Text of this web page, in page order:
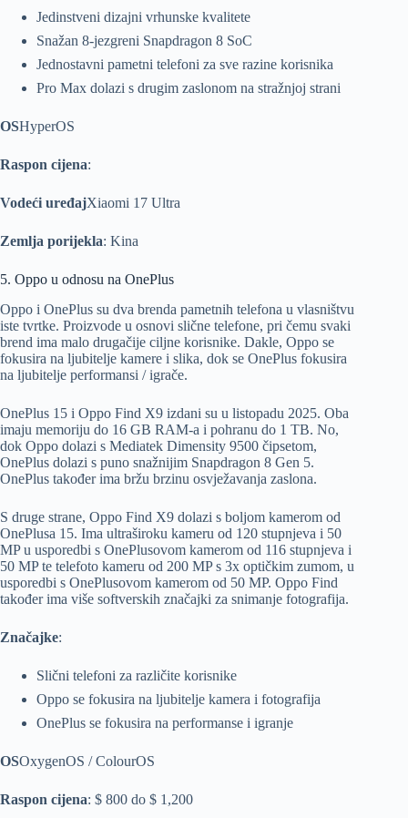
Jedinstveni dizajni vrhunske kvalitete
Snažan 8-jezgreni Snapdragon 8 SoC
Jednostavni pametni telefoni za sve razine korisnika
Pro Max dolazi s drugim zaslonom na stražnjoj strani
OSHyperOS
Raspon cijena:
Vodeći uređajXiaomi 17 Ultra
Zemlja porijekla: Kina
5. Oppo u odnosu na OnePlus
Oppo i OnePlus su dva brenda pametnih telefona u vlasništvu
iste tvrtke. Proizvode u osnovi slične telefone, pri čemu svaki
brend ima malo drugačije ciljne korisnike. Dakle, Oppo se
fokusira na ljubitelje kamere i slika, dok se OnePlus fokusira
na ljubitelje performansi / igrače.
OnePlus 15 i Oppo Find X9 izdani su u listopadu 2025. Oba
imaju memoriju do 16 GB RAM-a i pohranu do 1 TB. No,
dok Oppo dolazi s Mediatek Dimensity 9500 čipsetom,
OnePlus dolazi s puno snažnijim Snapdragon 8 Gen 5.
OnePlus također ima bržu brzinu osvježavanja zaslona.
S druge strane, Oppo Find X9 dolazi s boljom kamerom od
OnePlusa 15. Ima ultraširoku kameru od 120 stupnjeva i 50
MP u usporedbi s OnePlusovom kamerom od 116 stupnjeva i
50 MP te telefoto kameru od 200 MP s 3x optičkim zumom, u
usporedbi s OnePlusovom kamerom od 50 MP. Oppo Find
također ima više softverskih značajki za snimanje fotografija.
Značajke:
Slični telefoni za različite korisnike
Oppo se fokusira na ljubitelje kamera i fotografija
OnePlus se fokusira na performanse i igranje
OSOxygenOS / ColourOS
Raspon cijena: $ 800 do $ 1,200